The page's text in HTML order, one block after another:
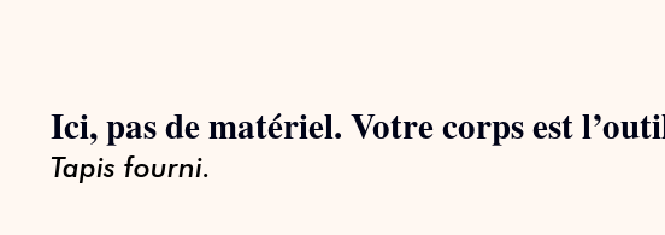
Ici, pas de matériel. Votre corps est
Tapis fourni.